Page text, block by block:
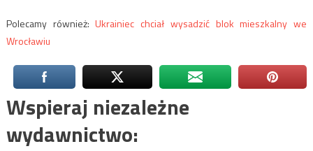
Polecamy również:Ukrainiec chciał wysadzić blok mieszkalny we
Wrocławiu
Wspieraj niezależne
wydawnictwo: